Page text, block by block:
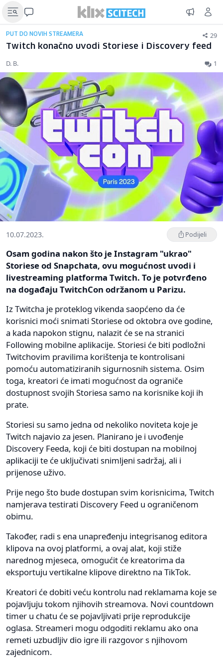
PUT DO NOVIH STREAMERA 29
Twitch konačno uvodi Storiese i Discovery feed
D. B. 1
10.07.2023. Podijeli
Osam godina nakon što je Instagram "ukrao"
Storiese od Snapchata, ovu mogućnost uvodi i
livestreaming platforma Twitch. To je potvrđeno
na događaju TwitchCon održanom u Parizu.
Iz Twitcha je proteklog vikenda saopćeno da će
korisnici moći snimati Storiese od oktobra ove godine,
a kada napokon stignu, nalazit će se na stranici
Following mobilne aplikacije. Storiesi će biti podložni
Twitchovim pravilima korištenja te kontrolisani
pomoću automatiziranih sigurnosnih sistema. Osim
toga, kreatori će imati mogućnost da ograniče
dostupnost svojih Storiesa samo na korisnike koji ih
prate.
Storiesi su samo jedna od nekoliko noviteta koje je
Twitch najavio za jesen. Planirano je i uvođenje
Discovery Feeda, koji će biti dostupan na mobilnoj
aplikaciji te će uključivati snimljeni sadržaj, ali i
prijenose uživo.
Prije nego što bude dostupan svim korisnicima, Twitch
namjerava testirati Discovery Feed u ograničenom
obimu.
Također, radi s ena unapređenju integrisanog editora
klipova na ovoj platformi, a ovaj alat, koji stiže
narednog mjeseca, omogućit će kreatorima da
eksportuju vertikalne klipove direktno na TikTok.
Kreatori će dobiti veću kontrolu nad reklamama koje se
pojavljuju tokom njihovih streamova. Novi countdown
timer u chatu će se pojavljivati prije reprodukcije
oglasa. Streameri mogu odgoditi reklamu ako ona
remeti uzbudljiv dio igre ili razgovor s njihovom
zajednicom.